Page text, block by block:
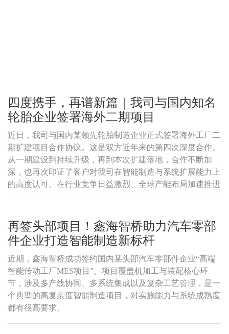
四度携手，再谱新篇｜我司与国内知名
轮胎企业签署海外二期项目
近日，我司与国内某领先轮胎制造企业正式签署海外工厂二
期扩建项目合作协议。这是双方近年来的第四次深度合作。
从一期建设到持续升级，再到本次扩建落地，合作不断加
深，也再次印证了客户对我司在智能制造与系统扩展能力上
的高度认可。在行业竞争日益激烈、全球产能布局加速推进
再签头部项目！鑫海智桥助力汽车零部
件企业打造智能制造新标杆
近期，鑫海智桥成功签约国内某头部汽车零部件企业“高端
智能传动工厂MES项目”。项目覆盖机加工与装配核心环
节，涉及多产线协同、多系统集成以及复杂工艺管理，是一
个典型的高复杂度智能制造项目，对实施能力与系统成熟度
都有很高要求。